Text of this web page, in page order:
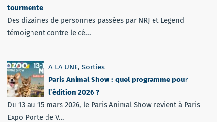
tourmente
Des dizaines de personnes passées par NRJ et Legend
témoignent contre le cé...
A LA UNE, Sorties
Paris Animal Show : quel programme pour
l’édition 2026 ?
Du 13 au 15 mars 2026, le Paris Animal Show revient à Paris
Expo Porte de V...